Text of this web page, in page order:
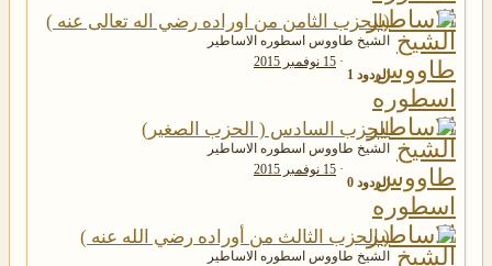
(الحزب الثامن من اوراده رضي اله تعالى عنه )
الشيخ طاووس اسطوره الاساطير
الردود 1
15 نوفمبر 2015
الحزب السادس ( الحزب الصغير)
الشيخ طاووس اسطوره الاساطير
الردود 0
15 نوفمبر 2015
( الحزب الثالث من أوراده رضي الله عنه )
الشيخ طاووس اسطوره الاساطير